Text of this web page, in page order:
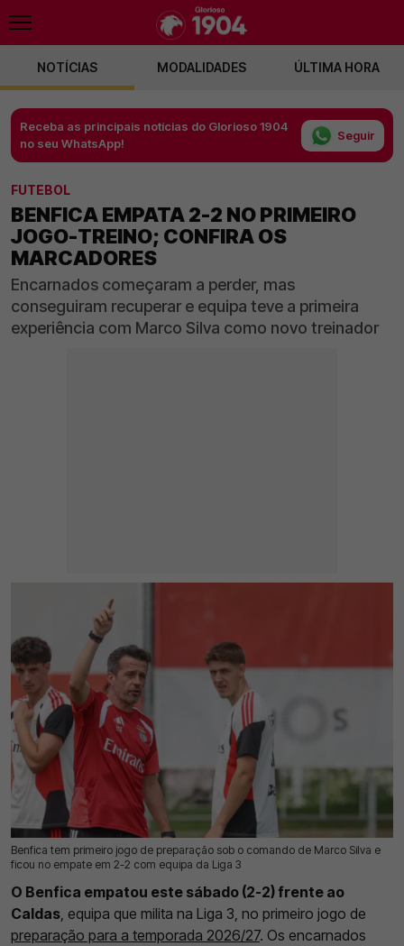
NOTÍCIAS MODALIDADES ÚLTIMA HORA
Receba as principais notícias do Glorioso 1904
no seu WhatsApp!
Seguir
FUTEBOL
BENFICA EMPATA 2-2 NO PRIMEIRO
JOGO-TREINO; CONFIRA OS
MARCADORES
Encarnados começaram a perder, mas
conseguiram recuperar e equipa teve a primeira
experiência com Marco Silva como novo treinador
Benfica tem primeiro jogo de preparação sob o comando de Marco Silva e
ficou no empate em 2-2 com equipa da Liga 3
04 Jul 2026 | 14:51 | 0
O Benfica empatou este sábado (2-2) frente ao
Caldas, equipa que milita na Liga 3, no primeiro jogo de
preparação para a temporada 2026/27. Os encarnados